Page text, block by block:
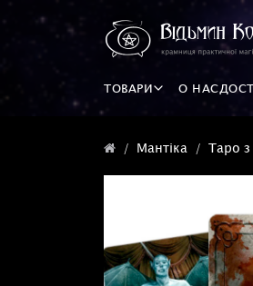
ТОВАРИ О НАС
Мантіка Таро